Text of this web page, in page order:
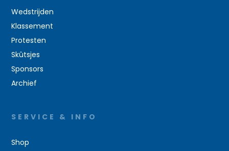
Wedstrijden
Klassement
Protesten
Skûtsjes
Sponsors
Archief
SERVICE & INFO
Shop